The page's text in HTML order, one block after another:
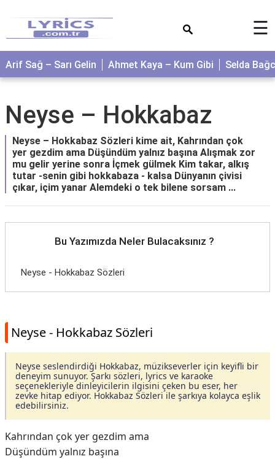
☰
Arif Sağ – Sarı Gelin Ahmet Kaya – Kum Gibi Selda
Neyse – Hokkabaz
Neyse – Hokkabaz Sözleri kime ait, Kahrından çok
yer gezdim ama Düşündüm yalnız başına Alışmak zor
mu gelir yerine sonra İçmek gülmek Kim takar, alkış
tutar -senin gibi hokkabaza - kalsa Dünyanın çivisi
çıkar, içim yanar Alemdeki o tek bilene sorsam ...
Bu Yazımızda Neler Bulacaksınız ?
Neyse - Hokkabaz Sözleri
Neyse - Hokkabaz Sözleri
Neyse seslendirdiği Hokkabaz, müzikseverler için keyifli bir
deneyim sunuyor. Şarkı sözleri, lyrics ve karaoke
seçenekleriyle dinleyicilerin ilgisini çeken bu eser, her
zevke hitap ediyor. Hokkabaz Sözleri ile şarkıya kolayca eşlik
edebilirsiniz.
Kahrından çok yer gezdim ama
Düşündüm yalnız başına